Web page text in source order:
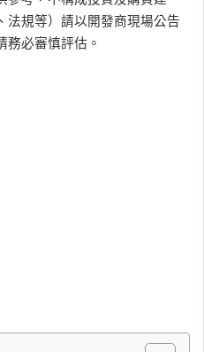
法規等）請以開發商現場公告
務必審慎評估。